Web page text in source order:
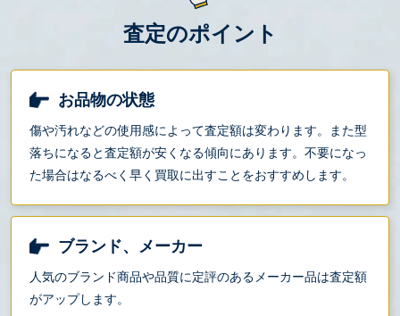
査定のポイント
お品物の状態
傷や汚れなどの使用感によって査定額は変わります。また型
落ちになると査定額が安くなる傾向にあります。不要になっ
た場合はなるべく早く買取に出すことをおすすめします。
ブランド、メーカー
人気のブランド商品や品質に定評のあるメーカー品は査定額
がアップします。